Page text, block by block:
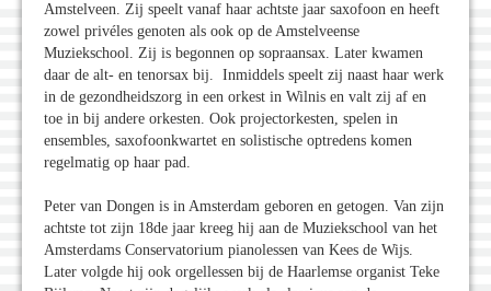
Amstelveen. Zij speelt vanaf haar achtste jaar saxofoon en heeft
zowel privéles genoten als ook op de Amstelveense
Muziekschool. Zij is begonnen op sopraansax. Later kwamen
daar de alt- en tenorsax bij. Inmiddels speelt zij naast haar werk
in de gezondheidszorg in een orkest in Wilnis en valt zij af en
toe in bij andere orkesten. Ook projectorkesten, spelen in
ensembles, saxofoonkwartet en solistische optredens komen
regelmatig op haar pad.
Peter van Dongen is in Amsterdam geboren en getogen. Van zijn
achtste tot zijn 18de jaar kreeg hij aan de Muziekschool van het
Amsterdams Conservatorium pianolessen van Kees de Wijs.
Later volgde hij ook orgellessen bij de Haarlemse organist Teke